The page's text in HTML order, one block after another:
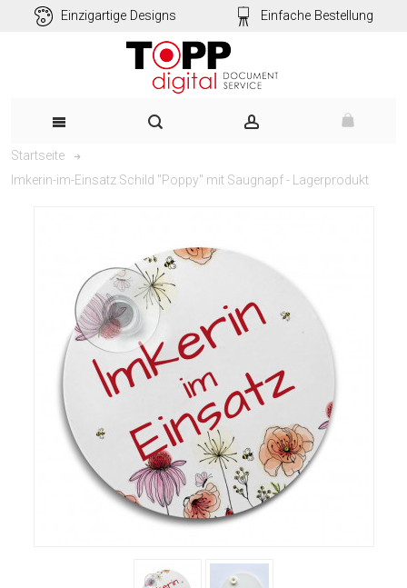
Einzigartige Designs Einfache Bestellung
Startseite
Imkerin-im-Einsatz Schild "Poppy" mit Saugnapf - Lagerprodukt